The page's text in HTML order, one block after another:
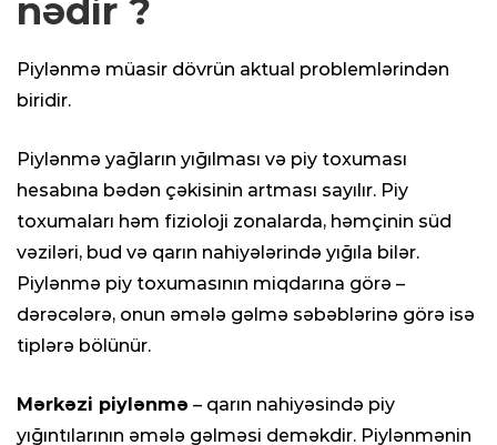
nədir ?
Piylənmə müasir dövrün aktual problemlərindən
biridir.
Piylənmə yağların yığılması və piy toxuması
hesabına bədən çəkisinin artması sayılır. Piy
toxumaları həm fizioloji zonalarda, həmçinin süd
vəziləri, bud və qarın nahiyələrində yığıla bilər.
Piylənmə piy toxumasının miqdarına görə –
dərəcələrə, onun əmələ gəlmə səbəblərinə görə isə
tiplərə bölünür.
Mərkəzi piylənmə – qarın nahiyəsində piy
yığıntılarının əmələ gəlməsi deməkdir. Piylənmənin